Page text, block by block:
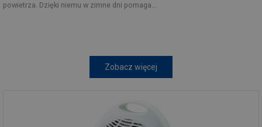
powietrza. Dzięki niemu w zimne dni pomaga...
Zobacz więcej